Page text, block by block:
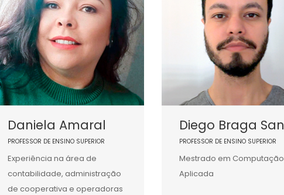
Daniela Amaral
PROFESSOR DE ENSINO SUPERIOR
Experiência na área de
contabilidade, administração
de cooperativa e operadoras
Diego Braga
PROFESSOR DE ENSINO SUPERIOR
Mestrado em Computação
Aplicada